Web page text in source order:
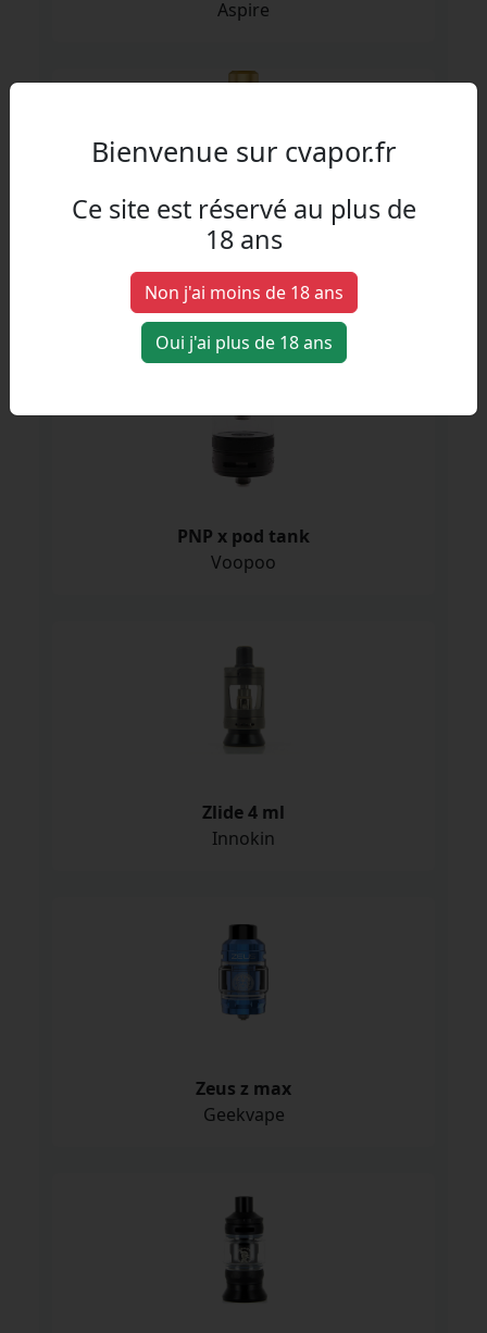
Aspire
Innokin
PNP x pod tank
Voopoo
Zlide 4 ml
Innokin
Zeus z max
Geekvape
Bienvenue sur cvapor.fr
Ce site est réservé au plus de
18 ans
Non j'ai moins de 18 ans
Oui j'ai plus de 18 ans